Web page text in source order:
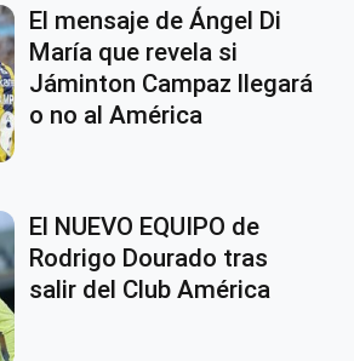
El mensaje de Ángel Di
María que revela si
Jáminton Campaz llegará
o no al América
El NUEVO EQUIPO de
Rodrigo Dourado tras
salir del Club América